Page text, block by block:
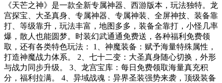
《天芒之神》是一款全新专属神器、西游版本，玩法独特。龙
宫探宝、大圣真身、专属神器、专属神装、全屏神技、装备靠
打、等级靠升，玩法丰富，地图多多，装备全靠打，小怪几率
爆，散人也能圆梦。时装幻武通通免费送，各种福利免费领
取，还有各类特色玩法： 1、神魔装备：赋予海量特殊属性，
打造神魔战力体系。 2、七十二变：大圣真身随心切换，外形
与战力同步升级。 3、龙宫宝库：每日免费领取海量真充积
分，福利拉满。 4、异域战魂：异界圣装强势来袭，顶级装备